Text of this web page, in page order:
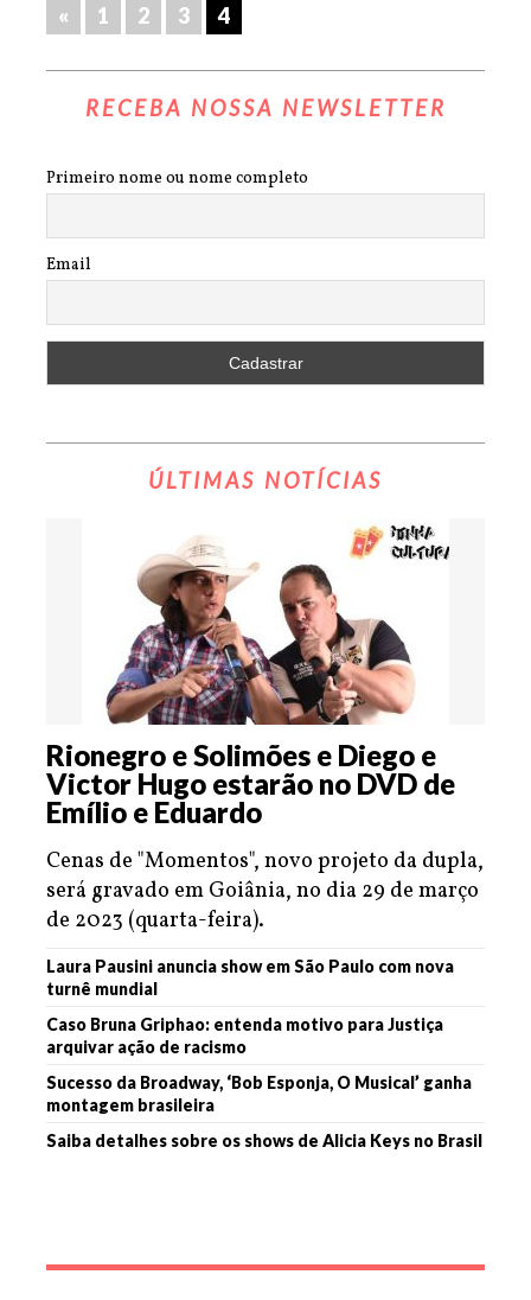
« 1 2 3 4
RECEBA NOSSA NEWSLETTER
Primeiro nome ou nome completo
Email
ÚLTIMAS NOTÍCIAS
Rionegro e Solimões e Diego e
Victor Hugo estarão no DVD de
Emílio e Eduardo
Cenas de "Momentos", novo projeto da dupla,
será gravado em Goiânia, no dia 29 de março
de 2023 (quarta-feira).
Laura Pausini anuncia show em São Paulo com nova
turnê mundial
Caso Bruna Griphao: entenda motivo para Justiça
arquivar ação de racismo
Sucesso da Broadway, ‘Bob Esponja, O Musical’ ganha
montagem brasileira
Saiba detalhes sobre os shows de Alicia Keys no Brasil